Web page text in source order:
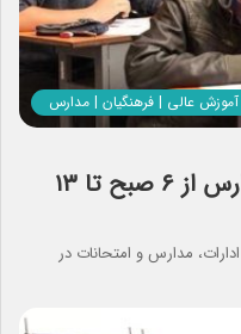
آموزش عالی | فرهنگیان | مدارس
آموزش و پرورش: آغاز کار مدارس از ۶ صبح تا ۱۳
مدارس و امتحانات در